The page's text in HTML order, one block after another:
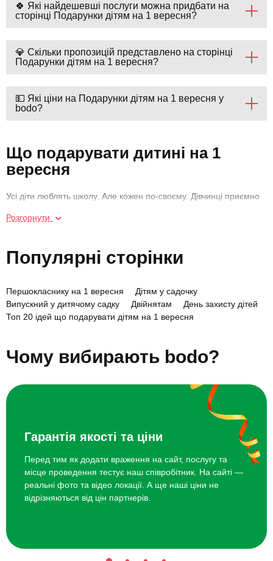
🍀 Які найдешевші послуги можна придбати на
сторінці Подарунки дітям на 1 вересня?
💎 Скільки пропозицій представлено на сторінці
Подарунки дітям на 1 вересня?
💵 Які ціни на Подарунки дітям на 1 вересня у
bodo?
Що подарувати дитині на 1
вересня
Усі діти люблять школу. Але кожен по-своєму. Дівчинці приємно
грати футбол із найкращими друзями. Комусь подобається
вчитися та не поспішає за відмітками в щоденнику. Інші навпаки
великим натхненням сідав за парту, а двієчник асоціював для
себе перший день у школі із приємними враженнями.
навчального року або прямо в цей день створять атмосферу
радості! Наша команда вже зібрала каталог найкращих ідей, що
прикольну пригоду.
Найкращі ідеї подарунків дітям
на 1 вересня
День у парку розваг Galaxy.
Віртуальний політ на авіатренажері легкого літака.
Урок гри на ударних.
Похід у дитячий музей науки «Експериментаріум».
Розгорнути
Популярні сторінки
Першокласнику на 1 вересня
Дітям у садочку
Випускний у дитячому садку
Двійнятам
День захисту дітей
Топ 20 ідей що подарувати дітям на 1 вересня
Чому вибирають bodo?
Гарантія якості та ціни
Перед тим як додати враження на сайт, послугу та
місце проведення тестує наш співробітник. На сайті —
реальні фото та відео локації. А ще наші ціни не
відрізняються від цін партнерів.